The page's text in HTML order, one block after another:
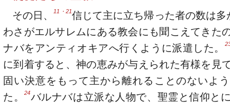
その日、11・21信じて主に立ち帰った者の数は多
わさがエルサレムにある教会にも聞こえてきた
ナバをアンティオキアへ行くように派遣した。
に到着すると、神の恵みが与えられた有様を見
固い決意をもって主から離れることのないよ
た。24バルナバは立派な人物で、聖霊と信仰と